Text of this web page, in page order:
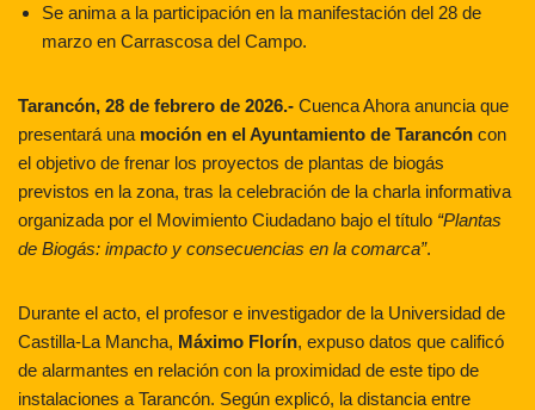
Se anima a la participación en la manifestación del 28 de
marzo en Carrascosa del Campo.
Tarancón, 28 de febrero de 2026.- Cuenca Ahora anuncia que
presentará una moción en el Ayuntamiento de Tarancón con
el objetivo de frenar los proyectos de plantas de biogás
previstos en la zona, tras la celebración de la charla informativa
organizada por el Movimiento Ciudadano bajo el título “Plantas
de Biogás: impacto y consecuencias en la comarca”.
Durante el acto, el profesor e investigador de la Universidad de
Castilla-La Mancha, Máximo Florín, expuso datos que calificó
de alarmantes en relación con la proximidad de este tipo de
instalaciones a Tarancón. Según explicó, la distancia entre